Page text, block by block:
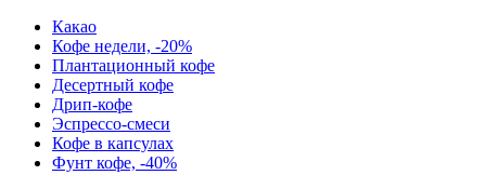
Какао
Кофе недели, -20%
Плантационный кофе
Десертный кофе
Дрип-кофе
Эспрессо-смеси
Кофе в капсулах
Фунт кофе, -40%